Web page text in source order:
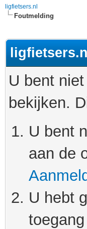
ligfietsers.nl
Foutmelding
U bent
bekijken.
U bent
aan de
U hebt